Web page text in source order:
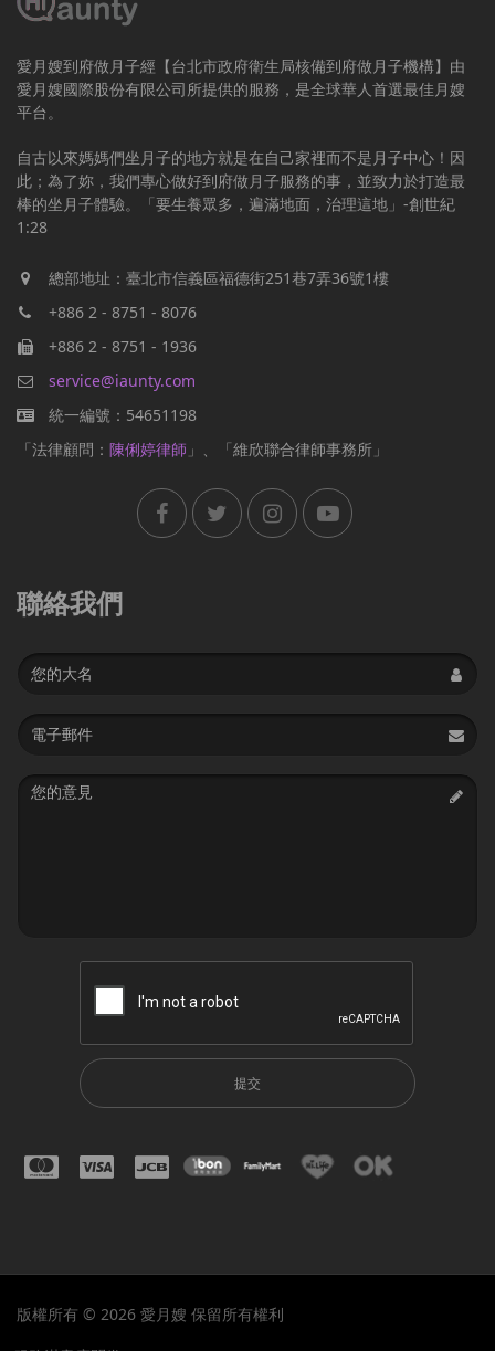
愛月嫂到府做月子經【台北市政府衛生局核備到府做月子機構】由
愛月嫂國際股份有限公司所提供的服務，是全球華人首選最佳月嫂
平台。
自古以來媽媽們坐月子的地方就是在自己家裡而不是月子中心！因
此；為了妳，我們專心做好到府做月子服務的事，並致力於打造最
棒的坐月子體驗。「要生養眾多，遍滿地面，治理這地」-創世紀
1:28
總部地址：臺北市信義區福德街251巷7弄36號1樓
+886 2 - 8751 - 8076
+886 2 - 8751 - 1936
service@iaunty.com
統一編號：54651198
「法律顧問： 陳俐婷律師 」、「維欣聯合律師事務所」
聯絡我們
Name
Email
address
Message
提交
版權所有 © 2026 愛月嫂 保留所有權利